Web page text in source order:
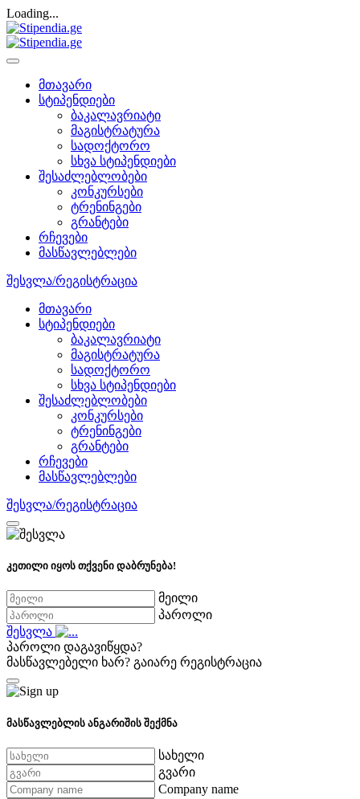
Loading...
მთავარი
სტიპენდიები
ბაკალავრიატი
მაგისტრატურა
სადოქტორო
სხვა სტიპენდიები
შესაძლებლობები
კონკურსები
ტრენინგები
გრანტები
რჩევები
მასწავლებლები
შესვლა/რეგისტრაცია
მთავარი
სტიპენდიები
ბაკალავრიატი
მაგისტრატურა
სადოქტორო
სხვა სტიპენდიები
შესაძლებლობები
კონკურსები
ტრენინგები
გრანტები
რჩევები
მასწავლებლები
შესვლა/რეგისტრაცია
კეთილი იყოს თქვენი დაბრუნება!
მეილი
პაროლი
შესვლა
პაროლი დაგავიწყდა?
მასწავლებელი ხარ? გაიარე რეგისტრაცია
მასწავლებლის ანგარიშის შექმნა
სახელი
გვარი
Company name